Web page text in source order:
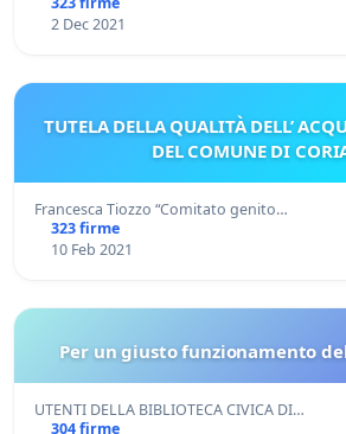
2 Dec 2021
TUTELA DELLA QUALITÀ DELL’
DEL COMUNE DI
Francesca Tiozzo “Comitato genito…
323 firme
10 Feb 2021
Per un giusto funzionamento
UTENTI DELLA BIBLIOTECA CIVICA DI…
304 firme